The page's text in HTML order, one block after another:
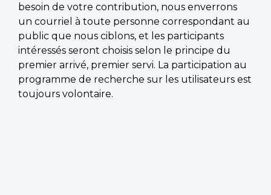
besoin de votre contribution, nous enverrons
un courriel à toute personne correspondant au
public que nous ciblons, et les participants
intéressés seront choisis selon le principe du
premier arrivé, premier servi. La participation au
programme de recherche sur les utilisateurs est
toujours volontaire.